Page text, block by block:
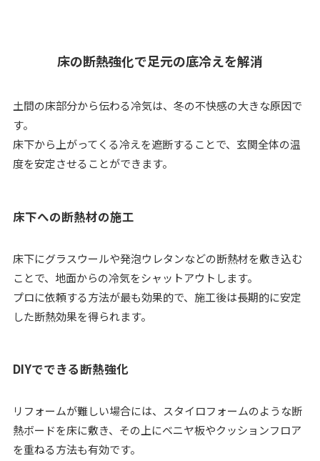
床の断熱強化で足元の底冷えを解消
土間の床部分から伝わる冷気は、冬の不快感の大きな原因で
す。
床下から上がってくる冷えを遮断することで、玄関全体の温
度を安定させることができます。
床下への断熱材の施工
床下にグラスウールや発泡ウレタンなどの断熱材を敷き込む
ことで、地面からの冷気をシャットアウトします。
プロに依頼する方法が最も効果的で、施工後は長期的に安定
した断熱効果を得られます。
DIYでできる断熱強化
リフォームが難しい場合には、スタイロフォームのような断
熱ボードを床に敷き、その上にベニヤ板やクッションフロア
を重ねる方法も有効です。